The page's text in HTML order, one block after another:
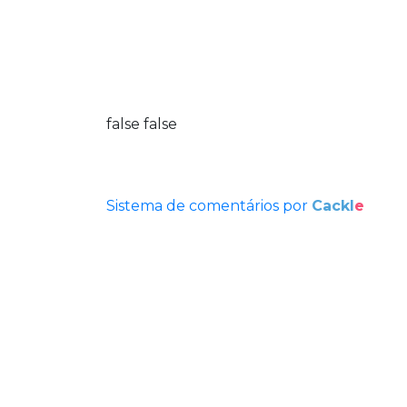
false false
Sistema de comentários por Cackl e